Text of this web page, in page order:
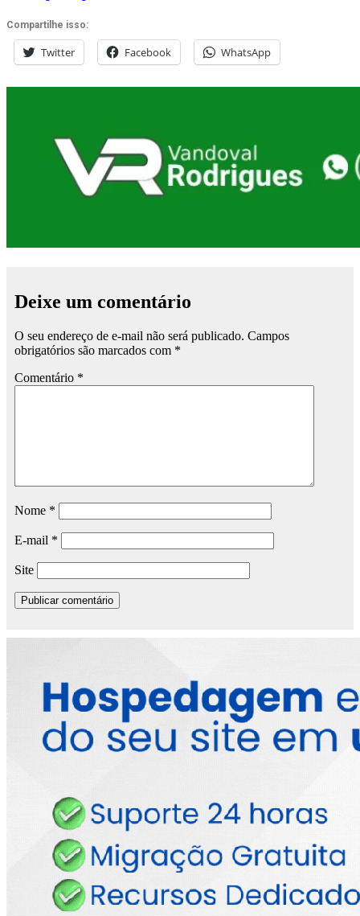
Compartilhe isso:
Twitter Facebook WhatsApp
Deixe um comentário
O seu endereço de e-mail não será publicado. Campos
obrigatórios são marcados com *
Comentário *
Nome *
E-mail *
Site